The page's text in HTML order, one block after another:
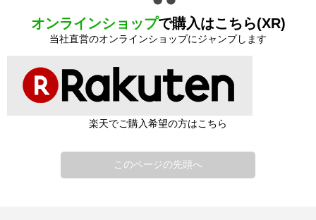
オンラインショップで購入はこちら(XR)
当社直営のオンラインショップにジャンプします
楽天でご購入希望の方はこちら
このページの先頭へ